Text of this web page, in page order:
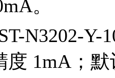
。
N3202-Y-
度 1mA；